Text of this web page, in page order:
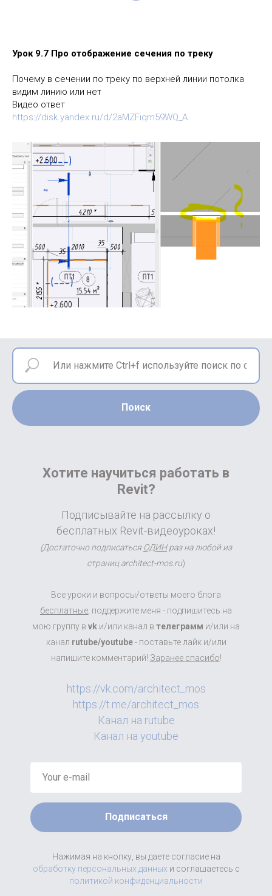
Урок 9.7 Про отображение сечения по треку
Почему в сечении по треку по верхней линии потолка
видим линию или нет
Видео ответ
https://disk.yandex.ru/d/2aMZFiqm59WQ_A
Поиск
Хотите научиться работать в
Revit?
Подписывайте на рассылку о
бесплатных Revit-видеоуроках!
(Достаточно подписаться ОДИНраз на любой из
страниц architect-mos.ru)
Все уроки и вопросы/ответы моего блога
бесплатные , поддержите меня - подпишитесь на
мою группу в vk и/или канал в телеграмм и/или на
канал rutube/youtube- поставьте лайк и/или
напишите комментарий! Заранее спасибо!
https://vk.com/architect_mos
https://t.me/architect_mos
Канал на rutube
Канал на youtube
Подписаться
Нажимая на кнопку, вы даете согласие на
обработку персональных данных и соглашаетесь c
политикой конфиденциальности